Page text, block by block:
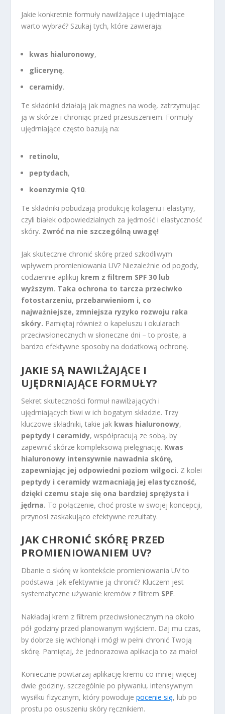
Jakie konkretnie formuły nawilżające i ujędrniające
warto wybrać? Szukaj tych, które zawierają:
kwas hialuronowy,
glicerynę,
ceramidy.
Te składniki działają jak magnes na wodę, zatrzymując
ją w skórze i chroniąc przed przesuszeniem. Formuły
ujędrniające często bazują na:
retinolu,
peptydach,
koenzymie Q10.
Te składniki pobudzają produkcję kolagenu i elastyny,
czyli białek odpowiedzialnych za jędrność i elastyczność
skóry. Zwróć na nie szczególną uwagę!
Jak skutecznie chronić skórę przed szkodliwym
wpływem promieniowania UV? Niezależnie od pogody,
codziennie aplikuj krem z filtrem SPF 30 lub
wyższym. Taka ochrona to tarcza przeciwko
fotostarzeniu, przebarwieniom i, co
najważniejsze, zmniejsza ryzyko rozwoju raka
skóry. Pamiętaj również o kapeluszu i okularach
przeciwsłonecznych w słoneczne dni – to proste, a
bardzo efektywne sposoby na dodatkową ochronę.
JAKIE SĄ NAWILŻAJĄCE I
UJĘDRNIAJĄCE FORMUŁY?
Sekret skuteczności formuł nawilżających i
ujędrniających tkwi w ich bogatym składzie. Trzy
kluczowe składniki, takie jak kwas hialuronowy,
peptydy i ceramidy, współpracują ze sobą, by
zapewnić skórze kompleksową pielęgnację. Kwas
hialuronowy intensywnie nawadnia skórę,
zapewniając jej odpowiedni poziom wilgoci. Z kolei
peptydy i ceramidy wzmacniają jej elastyczność,
dzięki czemu staje się ona bardziej sprężysta i
jędrna. To połączenie, choć proste w swojej koncepcji,
przynosi zaskakująco efektywne rezultaty.
JAK CHRONIĆ SKÓRĘ PRZED
PROMIENIOWANIEM UV?
Dbanie o skórę w kontekście promieniowania UV to
podstawa. Jak efektywnie ją chronić? Kluczem jest
systematyczne używanie kremów z filtrem SPF.
Nakładaj krem z filtrem przeciwsłonecznym na około
pół godziny przed planowanym wyjściem. Daj mu czas,
by dobrze się wchłonął i mógł w pełni chronić Twoją
skórę. Pamiętaj, że jednorazowa aplikacja to za mało!
Koniecznie powtarzaj aplikację kremu co mniej więcej
dwie godziny, szczególnie po pływaniu, intensywnym
wysiłku fizycznym, który powodujepocenie się, lub po
prostu po osuszeniu skóry ręcznikiem.